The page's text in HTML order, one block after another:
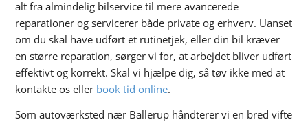
alt fra almindelig bilservice til mere avancerede
reparationer og servicerer både private og erhverv. Uanset
om du skal have udført et rutinetjek, eller din bil kræver
en større reparation, sørger vi for, at arbejdet bliver udført
effektivt og korrekt. Skal vi hjælpe dig, så tøv ikke med at
kontakte os eller book tid online.
Som autoværksted nær Ballerup håndterer vi en bred vifte